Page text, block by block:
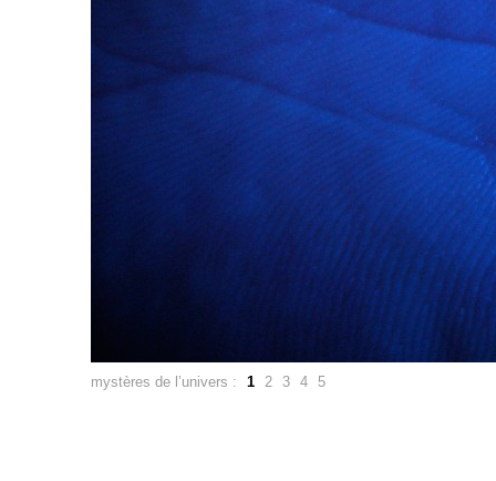
mystères de l’univers : 1 2 3 4 5